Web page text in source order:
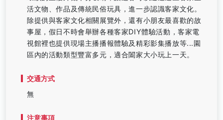
活文物、作品及傳統民俗玩具，進一步認識客家文化。
除提供與客家文化相關展覽外，還有小朋友最喜歡的故
事屋，假日不時會舉辦各種客家DIY體驗活動，客家電
視館裡也提供現場主播播報體驗及精彩影集播放等...園
區內的活動類型豐富多元，適合闔家大小玩上一天。
交通方式
無
注意事項